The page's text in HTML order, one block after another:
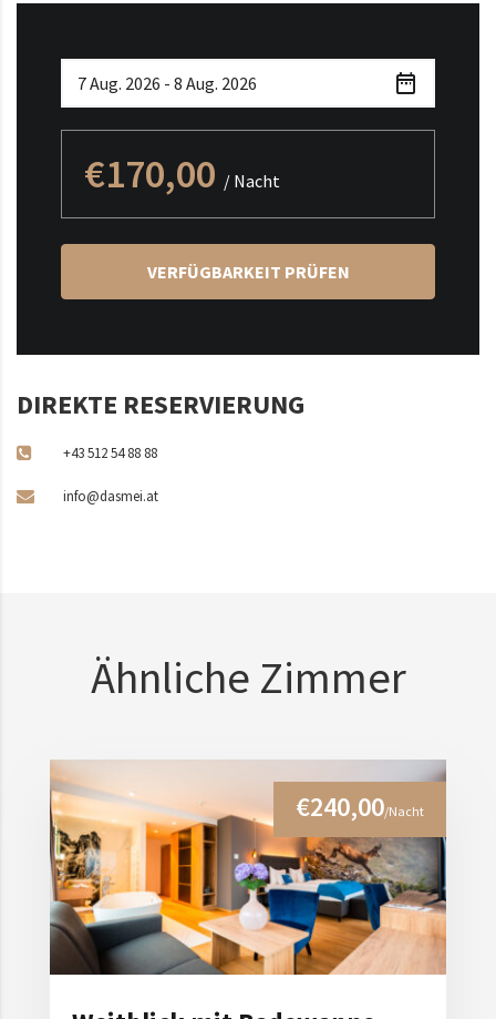
€170,00 / Nacht
VERFÜGBARKEIT PRÜFEN
DIREKTE RESERVIERUNG
+43 512 54 88 88
info@dasmei.at
Ähnliche Zimmer
€240,00/Nacht